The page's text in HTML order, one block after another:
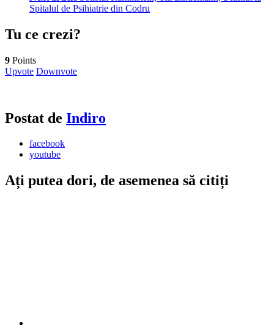
Spitalul de Psihiatrie din Codru
Tu ce crezi?
9 Points
Upvote Downvote
Postat de Indiro
facebook
youtube
Ați putea dori, de asemenea să citiți